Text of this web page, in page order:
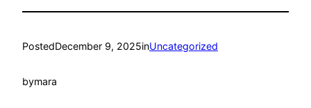
PostedDecember 9, 2025inUncategorized
bymara